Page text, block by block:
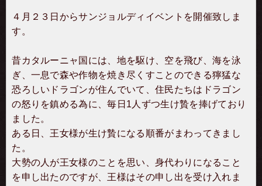
４月２３日からサンジョルディイベントを開催致しま
す。
昔カタルーニャ国には、地を駆け、空を飛び、海を泳
ぎ、一息で森や作物を焼き尽くすことのできる獰猛な
恐ろしいドラゴンが住んでいて、住民たちはドラゴン
の怒りを鎮める為に、毎日1人ずつ生け贄を捧げており
ました。
ある日、王女様が生け贄になる順番がまわってきまし
た。
大勢の人が王女様のことを思い、身代わりになること
を申し出たのですが、王様はその申し出を受け入れま